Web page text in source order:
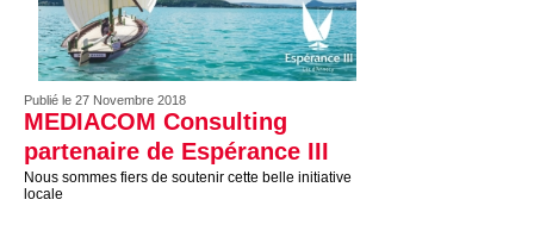
Publié le 27 Novembre 2018
MEDIACOM Consulting
partenaire de Espérance III
Nous sommes fiers de soutenir cette belle initiative
locale